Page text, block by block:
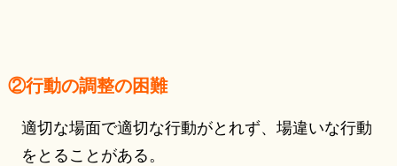
②行動の調整の困難
適切な場面で適切な行動がとれず、場違いな行動
をとることがある。